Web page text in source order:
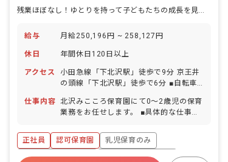
残業ほぼなし！ゆとりを持って子どもたちの成長を見守りませんか？
給与 月給250,196円 ~ 258,127円
休日 年間休日120日以上
アクセス
小田急線「下北沢駅」徒歩で9分 京王井
の頭線「下北沢駅」徒歩で6分 ■自転車
仕事内容 北沢みこころ保育園にて0～2歳児の保育
業務をお任せします。 ■具体的な仕事内
・子どもの健康管理 ・知識や能力、社会
性の育成 ・行事の計画、運営 ・保護者
や関係機関との連携 ・地域の子育て支援
正社員 認可保育園
乳児保育のみ
ボーナス・賞与あり
年間休日120日以上